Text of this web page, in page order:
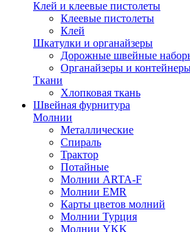
Клей и клеевые пистолеты
Клеевые пистолеты
Клей
Шкатулки и органайзеры
Дорожные швейные
Органайзеры и
Ткани
Хлопковая ткань
Швейная фурнитура
Молнии
Металлические
Спираль
Трактор
Потайные
Молнии ARTA-F
Молнии EMR
Карты цветов молний
Молнии Турция
Молнии YKK